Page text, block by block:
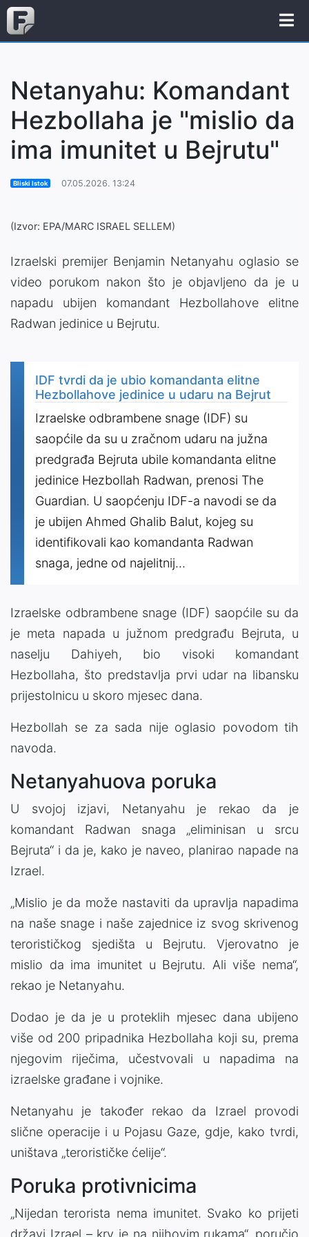
Netanyahu: Komandant
Hezbollaha je "mislio da
ima imunitet u Bejrutu"
Bliski Istok 07.05.2026. 13:24
(Izvor: EPA/MARC ISRAEL SELLEM)
Izraelski premijer Benjamin Netanyahu oglasio se
video porukom nakon što je objavljeno da je u
napadu ubijen komandant Hezbollahove elitne
Radwan jedinice u Bejrutu.
IDF tvrdi da je ubio komandanta elitne
Hezbollahove jedinice u udaru na Bejrut
Izraelske odbrambene snage (IDF) su
saopćile da su u zračnom udaru na južna
predgrađa Bejruta ubile komandanta elitne
jedinice Hezbollah Radwan, prenosi The
Guardian. U saopćenju IDF-a navodi se da
je ubijen Ahmed Ghalib Balut, kojeg su
identifikovali kao komandanta Radwan
snaga, jedne od najelitnij...
Izraelske odbrambene snage (IDF) saopćile su da
je meta napada u južnom predgrađu Bejruta, u
naselju Dahiyeh, bio visoki komandant
Hezbollaha, što predstavlja prvi udar na libansku
prijestolnicu u skoro mjesec dana.
Hezbollah se za sada nije oglasio povodom tih
navoda.
Netanyahuova poruka
U svojoj izjavi, Netanyahu je rekao da je
komandant Radwan snaga „eliminisan u srcu
Bejruta“ i da je, kako je naveo, planirao napade na
Izrael.
„Mislio je da može nastaviti da upravlja napadima
na naše snage i naše zajednice iz svog skrivenog
terorističkog sjedišta u Bejrutu. Vjerovatno je
mislio da ima imunitet u Bejrutu. Ali više nema“,
rekao je Netanyahu.
Dodao je da je u proteklih mjesec dana ubijeno
više od 200 pripadnika Hezbollaha koji su, prema
njegovim riječima, učestvovali u napadima na
izraelske građane i vojnike.
Netanyahu je također rekao da Izrael provodi
slične operacije i u Pojasu Gaze, gdje, kako tvrdi,
uništava „terorističke ćelije“.
Poruka protivnicima
„Nijedan terorista nema imunitet. Svako ko prijeti
državi Izrael – krv je na njihovim rukama“, poručio